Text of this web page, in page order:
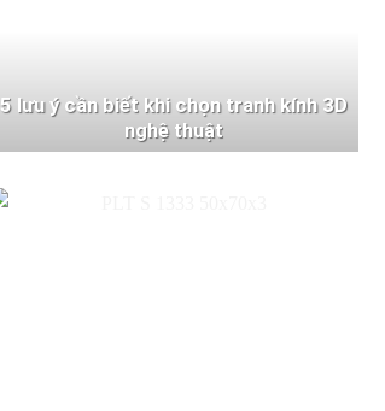
5 lưu ý cần biết khi chọn tranh kính 3D
nghệ thuật